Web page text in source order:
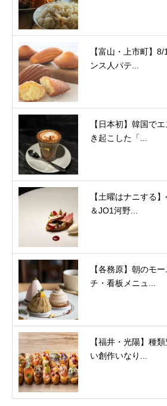
【富山・上市町】
ンス人パテ...
【日本初】韓国で
き起こした「...
【土曜はナニする
＆JO1河野...
【各務原】朝のモ
チ・看板メニュ...
【福井・光陽】種
い創作いなり...